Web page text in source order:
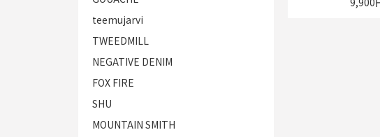
teemujarvi
TWEEDMILL
NEGATIVE DENIM
FOX FIRE
SHU
MOUNTAIN SMITH